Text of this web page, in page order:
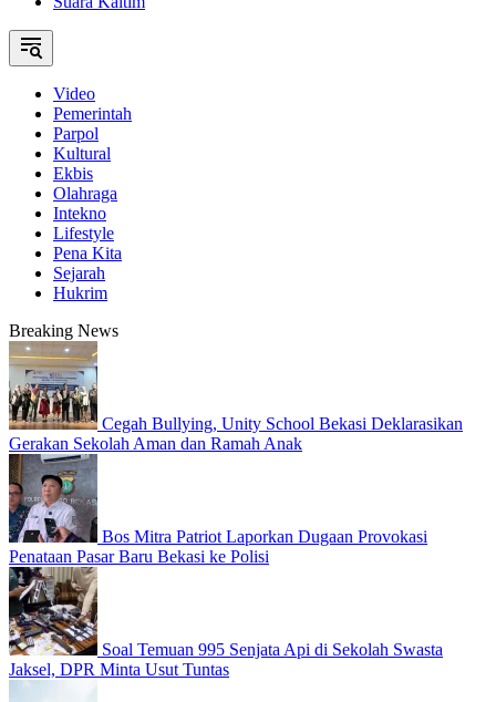
Video
Pemerintah
Parpol
Kultural
Ekbis
Olahraga
Intekno
Lifestyle
Pena Kita
Sejarah
Hukrim
Breaking News
Cegah Bullying, Unity School Bekasi Deklarasikan
Gerakan Sekolah Aman dan Ramah Anak
Bos Mitra Patriot Laporkan Dugaan Provokasi
Penataan Pasar Baru Bekasi ke Polisi
Soal Temuan 995 Senjata Api di Sekolah Swasta
Jaksel, DPR Minta Usut Tuntas